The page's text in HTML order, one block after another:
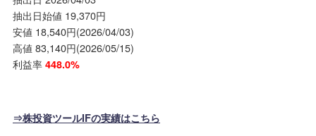
抽出日始値 19,370円
安値 18,540円(2026/04/03)
高値 83,140円(2026/05/15)
利益率 448.0%
⇒株投資ツールIFの実績はこちら